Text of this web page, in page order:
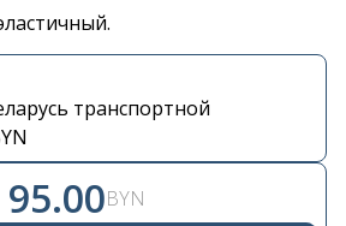
транспортной
95.00BYN